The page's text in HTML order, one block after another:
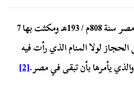
جاءت السيدة نفيسة إلى مصر سنة 808م / 193هـ ومكثت بها 7
لولا المنام الذي رأت فيه
يأمرها بأن تبقى في مصر.[2]